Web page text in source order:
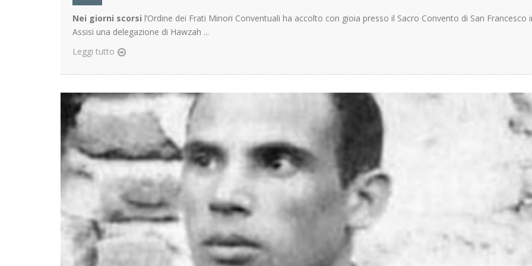
Nei giorni scorsi l’Ordine dei Frati Minori Conventuali ha accolto con gioia presso il Sacro Convento di San Francesco
Assisi una delegazione di Hawzah ...
Leggi tutto